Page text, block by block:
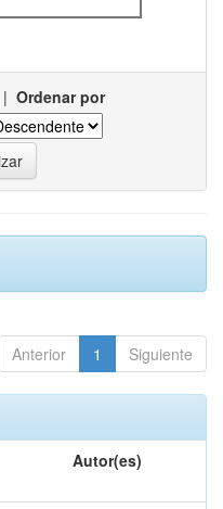
| Ordenar por
Anterior 1 Siguiente
Autor(es)